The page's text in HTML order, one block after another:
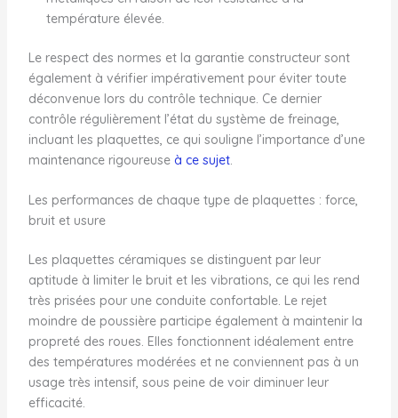
température élevée.
Le respect des normes et la garantie constructeur sont
également à vérifier impérativement pour éviter toute
déconvenue lors du contrôle technique. Ce dernier
contrôle régulièrement l’état du système de freinage,
incluant les plaquettes, ce qui souligne l’importance d’une
maintenance rigoureuse à ce sujet.
Les performances de chaque type de plaquettes : force,
bruit et usure
Les plaquettes céramiques se distinguent par leur
aptitude à limiter le bruit et les vibrations, ce qui les rend
très prisées pour une conduite confortable. Le rejet
moindre de poussière participe également à maintenir la
propreté des roues. Elles fonctionnent idéalement entre
des températures modérées et ne conviennent pas à un
usage très intensif, sous peine de voir diminuer leur
efficacité.